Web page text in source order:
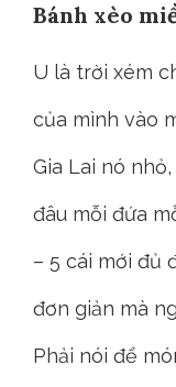
Bánh xèo
U là trời xém
của mình vào
Gia Lai nó
đâu mỗi đứa
– 5 cái mới đủ
đơn giản mà
Phải nói để